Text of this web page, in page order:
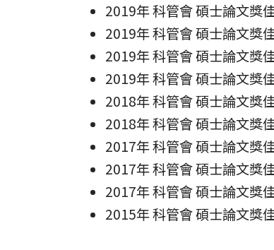
2019年 科管會 碩士論文獎
2019年 科管會 碩士論文獎
2019年 科管會 碩士論文獎
2019年 科管會 碩士論文獎
2018年 科管會 碩士論文獎
2018年 科管會 碩士論文獎
2017年 科管會 碩士論文獎
2017年 科管會 碩士論文獎
2017年 科管會 碩士論文獎
2015年 科管會 碩士論文獎